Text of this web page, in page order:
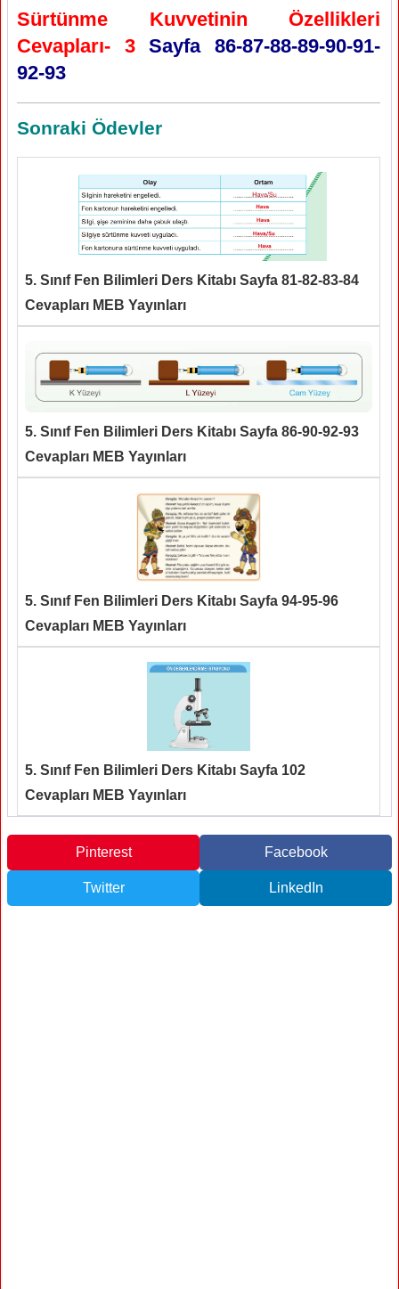
Sürtünme Kuvvetinin Özellikleri
Cevapları- 3Sayfa 86-87-88-89-90-91-
92-93
Sonraki Ödevler
5. Sınıf Fen Bilimleri Ders Kitabı Sayfa 81-82-83-84
Cevapları MEB Yayınları
5. Sınıf Fen Bilimleri Ders Kitabı Sayfa 86-90-92-93
Cevapları MEB Yayınları
5. Sınıf Fen Bilimleri Ders Kitabı Sayfa 94-95-96
Cevapları MEB Yayınları
5. Sınıf Fen Bilimleri Ders Kitabı Sayfa 102
Cevapları MEB Yayınları
Pinterest Facebook
Twitter LinkedIn